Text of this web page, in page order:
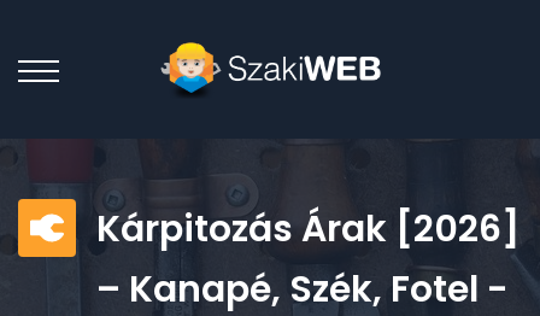
Kárpitozás Árak [2026]
– Kanapé, Szék, Fotel -